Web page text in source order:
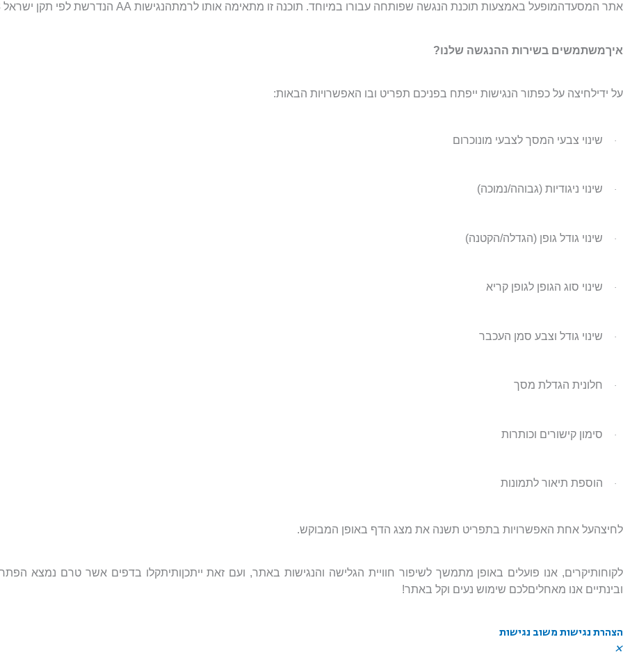
אתר המסעדהמופעל באמצעות תוכנת הנגשה שפותחה עבורו במיוחד. תוכנה זו מתאימה אותו לרמתהנגישות AA הנדרשת לפי תקן ישראל 5568 ("
איךמשתמשים בשירות ההנגשה שלנו?
על ידילחיצה על כפתור הנגישות ייפתח בפניכם תפריט ובו האפשרויות הבאות:
· שינוי צבעי המסך לצבעי מונוכרום
· שינוי ניגודיות (גבוהה/נמוכה)
· שינוי גודל גופן (הגדלה/הקטנה)
· שינוי סוג הגופן לגופן קריא
· שינוי גודל וצבע סמן העכבר
· חלונית הגדלת מסך
· סימון קישורים וכותרות
· הוספת תיאור לתמונות
לחיצהעל אחת האפשרויות בתפריט תשנה את מצג הדף באופן המבוקש.
לקוחותיקרים, אנו פועלים באופן מתמשך לשיפור חוויית הגלישה והנגישות באתר, ועם זאת ייתכןותיתקלו בדפים אשר טרם נמצא
ובינתיים אנו מאחליםלכם שימוש נעים וקל באתר!
הצהרת נגישותמשוב נגישות
✕